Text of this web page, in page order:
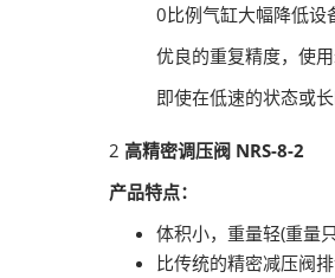
0比例气缸大幅降低设
优良的重复精度，使
即使在低速的状态或
2 高精密调压阀 NRS-8-2
产品特点：
体积小，重量轻(重量
比传统的精密减压阀排